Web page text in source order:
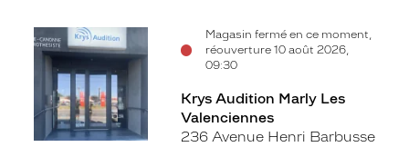
Magasin fermé en ce moment,
réouverture 10 août 2026,
09:30
Voir
la
fiche
Krys Audition Marly Les
Valenciennes
236 Avenue Henri Barbusse